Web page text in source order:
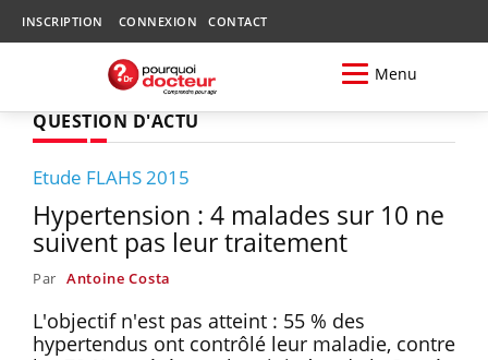
INSCRIPTION CONNEXION CONTACT
Menu
QUESTION D'ACTU
Etude FLAHS 2015
Hypertension : 4 malades sur 10 ne
suivent pas leur traitement
Par Antoine Costa
L'objectif n'est pas atteint : 55 % des
hypertendus ont contrôlé leur maladie, contre